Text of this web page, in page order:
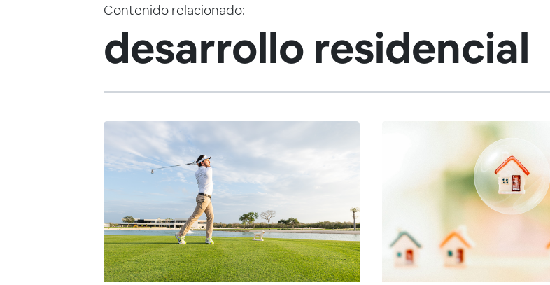
Contenido relacionado:
desarrollo residencial